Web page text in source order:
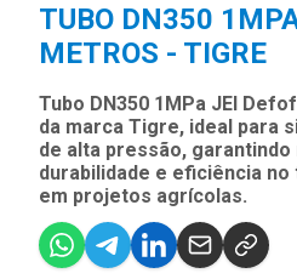
TUBO DN350
METROS - TIGRE
Tubo DN350 1MPa JEI
da marca Tigre, ideal para
de alta pressão,
durabilidade e eficiência
em projetos agrícolas.